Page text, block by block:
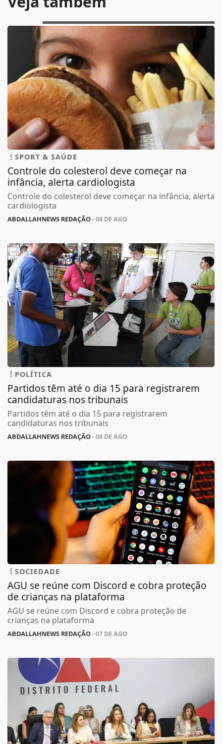
SPORT & SAÚDE
Controle do colesterol deve começar na
infância, alerta cardiologista
Controle do colesterol deve começar na infância, alerta
cardiologista
ABDALLAHNEWS REDAÇÃO- 08 DE AGO
POLÍTICA
Partidos têm até o dia 15 para registrarem
candidaturas nos tribunais
Partidos têm até o dia 15 para registrarem
candidaturas nos tribunais
ABDALLAHNEWS REDAÇÃO- 08 DE AGO
SOCIEDADE
AGU se reúne com Discord e cobra proteção
de crianças na plataforma
AGU se reúne com Discord e cobra proteção de
crianças na plataforma
ABDALLAHNEWS REDAÇÃO- 07 DE AGO